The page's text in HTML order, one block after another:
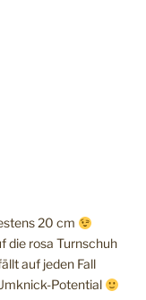
20 cm
die rosa Turnschuh
auf jeden Fall
Potential